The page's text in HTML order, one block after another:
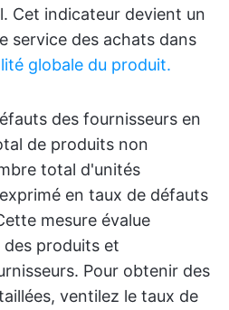
Cet indicateur devient un
service des achats dans
globale du produit.
des fournisseurs en
de produits non
total d'unités
en taux de défauts
mesure évalue
produits et
Pour obtenir des
ventilez le taux de